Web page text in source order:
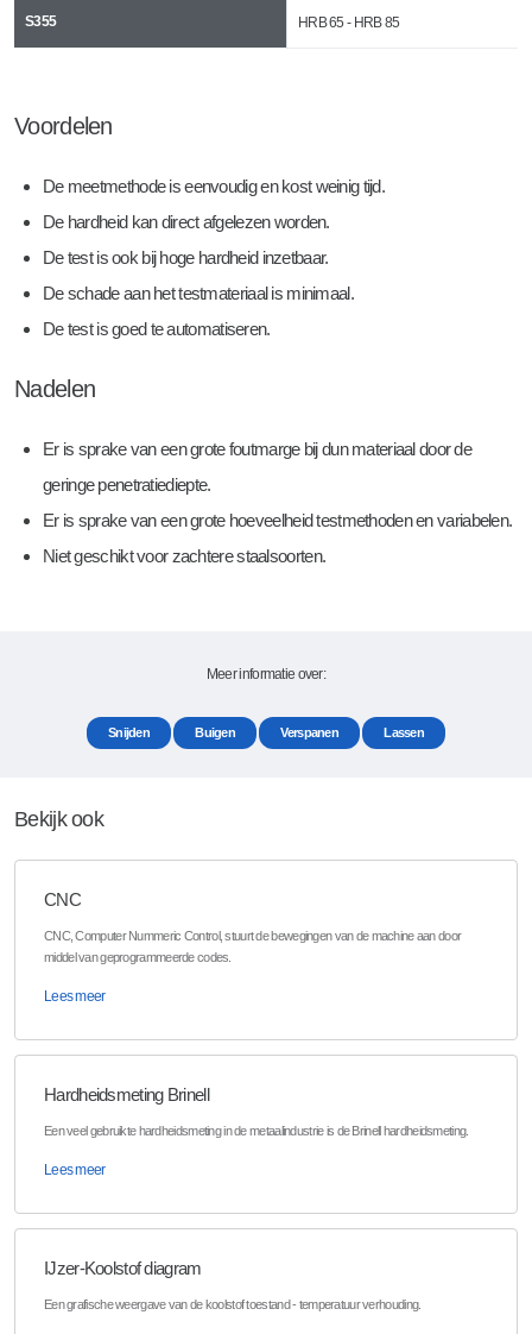
S355 HRB 65 - HRB 85
Voordelen
De meetmethode is eenvoudig en kost weinig tijd.
De hardheid kan direct afgelezen worden.
De test is ook bij hoge hardheid inzetbaar.
De schade aan het testmateriaal is minimaal.
De test is goed te automatiseren.
Nadelen
Er is sprake van een grote foutmarge bij dun materiaal door de
geringe penetratiediepte.
Er is sprake van een grote hoeveelheid testmethoden en variabelen.
Niet geschikt voor zachtere staalsoorten.
Meer informatie over:
Snijden Buigen Verspanen Lassen
Bekijk ook
CNC
CNC, Computer Nummeric Control, stuurt de bewegingen van de machine aan door
middel van geprogrammeerde codes.
Lees meer
Hardheidsmeting Brinell
Een veel gebruikte hardheidsmeting in de metaalindustrie is de Brinell hardheidsmeting.
Lees meer
IJzer-Koolstof diagram
Een grafische weergave van de koolstof toestand - temperatuur verhouding.